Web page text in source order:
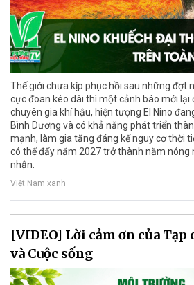
Thế giới chưa kịp phục hồi sau những đợt
cực đoan kéo dài thì một cảnh báo mới lại
chuyên gia khí hậu, hiện tượng El Nino
Bình Dương và có khả năng phát triển
mạnh, làm gia tăng đáng kể nguy cơ thời
có thể đẩy năm 2027 trở thành năm nóng
nhận.
Việt Nam xanh
[VIDEO] Lời cảm ơn của
và Cuộc sống